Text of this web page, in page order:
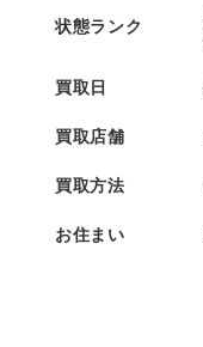
状態ランク
買取日
買取店舗
買取方法
お住まい